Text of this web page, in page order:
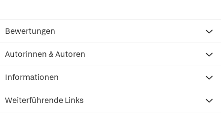
Bewertungen
Autorinnen & Autoren
Informationen
Weiterführende Links